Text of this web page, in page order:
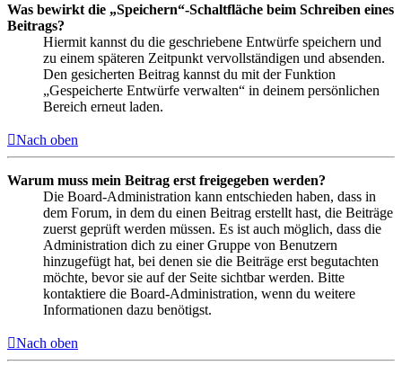
Was bewirkt die „Speichern“-Schaltfläche beim Schreiben eines
Beitrags?
Hiermit kannst du die geschriebene Entwürfe speichern und
zu einem späteren Zeitpunkt vervollständigen und absenden.
Den gesicherten Beitrag kannst du mit der Funktion
„Gespeicherte Entwürfe verwalten“ in deinem persönlichen
Bereich erneut laden.
Nach oben
Warum muss mein Beitrag erst freigegeben werden?
Die Board-Administration kann entschieden haben, dass in
dem Forum, in dem du einen Beitrag erstellt hast, die Beiträge
zuerst geprüft werden müssen. Es ist auch möglich, dass die
Administration dich zu einer Gruppe von Benutzern
hinzugefügt hat, bei denen sie die Beiträge erst begutachten
möchte, bevor sie auf der Seite sichtbar werden. Bitte
kontaktiere die Board-Administration, wenn du weitere
Informationen dazu benötigst.
Nach oben